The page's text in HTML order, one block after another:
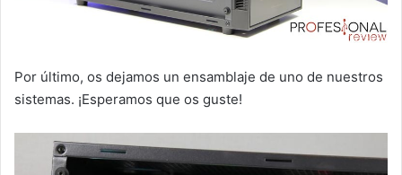
Por último, os dejamos un ensamblaje de uno de nuestros
sistemas. ¡Esperamos que os guste!